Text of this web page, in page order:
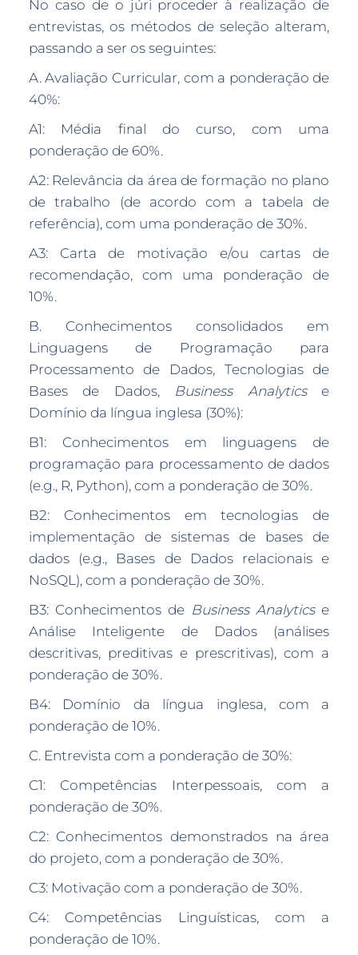
No caso de o júri proceder à realização de
entrevistas, os métodos de seleção alteram,
passando a ser os seguintes:
A. Avaliação Curricular, com a ponderação de
40%:
A1: Média final do curso, com uma
ponderação de 60%.
A2: Relevância da área de formação no plano
de trabalho (de acordo com a tabela de
referência), com uma ponderação de 30%.
A3: Carta de motivação e/ou cartas de
recomendação, com uma ponderação de
10%.
B. Conhecimentos consolidados em
Linguagens de Programação para
Processamento de Dados, Tecnologias de
Bases de Dados, Business Analyticse
Domínio da língua inglesa (30%):
B1: Conhecimentos em linguagens de
programação para processamento de dados
(e.g., R, Python), com a ponderação de 30%.
B2: Conhecimentos em tecnologias de
implementação de sistemas de bases de
dados (e.g., Bases de Dados relacionais e
NoSQL), com a ponderação de 30%.
B3: Conhecimentos de Business Analyticse
Análise Inteligente de Dados (análises
descritivas, preditivas e prescritivas), com a
ponderação de 30%.
B4: Domínio da língua inglesa, com a
ponderação de 10%.
C. Entrevista com a ponderação de 30%:
C1: Competências Interpessoais, com a
ponderação de 30%.
C2: Conhecimentos demonstrados na área
do projeto, com a ponderação de 30%.
C3: Motivação com a ponderação de 30%.
C4: Competências Linguísticas, com a
ponderação de 10%.